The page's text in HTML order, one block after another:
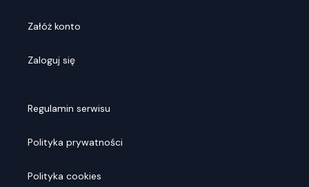
Załóż konto
Zaloguj się
Regulamin serwisu
Polityka prywatności
Polityka cookies